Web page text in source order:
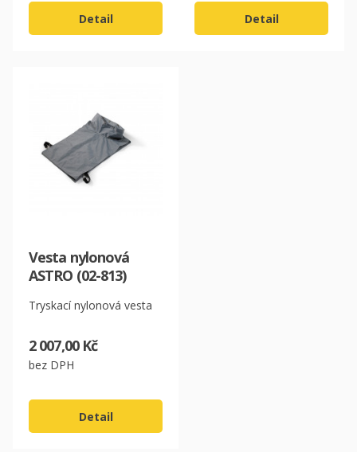
Detail Detail
Vesta nylonová
ASTRO (02-813)
Tryskací nylonová vesta
2 007,00 Kč
bez DPH
Detail